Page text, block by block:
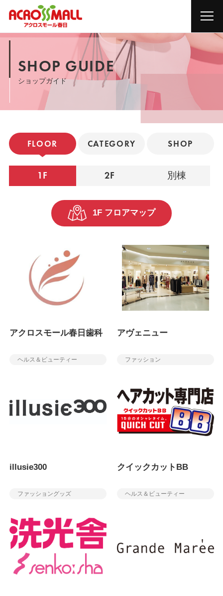
SHOP GUIDE
ショップガイド
FLOOR CATEGORY SHOP
1F 2F 別棟
1F フロアマップ
アクロスモール春日歯科
ヘルス＆ビューティー
アヴェニュー
ファッション
illusie300
ファッショングッズ
クイックカットBB
ヘルス＆ビューティー